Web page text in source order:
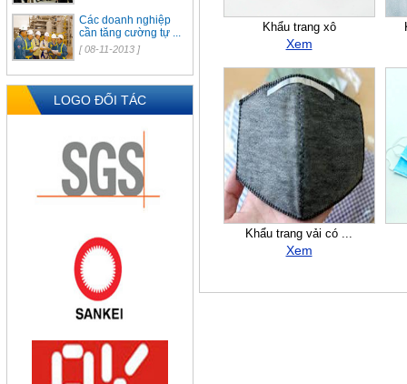
Các doanh nghiệp
cần tăng cường tự ...
[ 08-11-2013 ]
LOGO ĐỐI TÁC
Khẩu trang xô
Xem
Khẩu trang vải có ...
Xem